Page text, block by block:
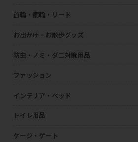
首輪・胴輪・リード
お出かけ・お散歩グッズ
防虫・ノミ・ダニ対策用品
ファッション
インテリア・ベッド
トイレ用品
ケージ・ゲート